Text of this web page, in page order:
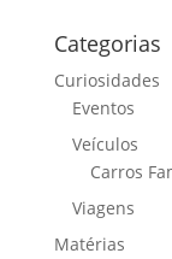
Categorias
Curiosidades
Eventos
Veículos
Carros
Viagens
Matérias